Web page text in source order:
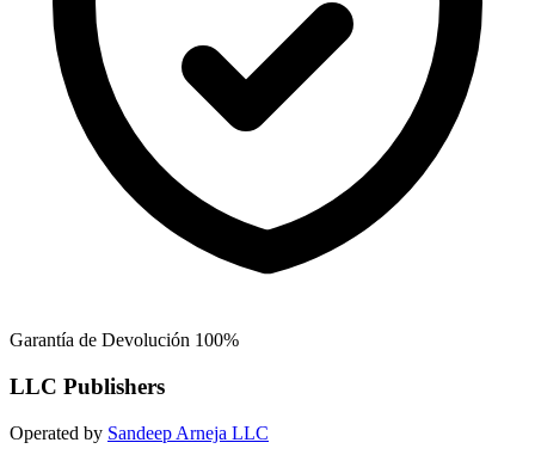
Garantía de Devolución 100%
LLC Publishers
Operated by Sandeep Arneja LLC